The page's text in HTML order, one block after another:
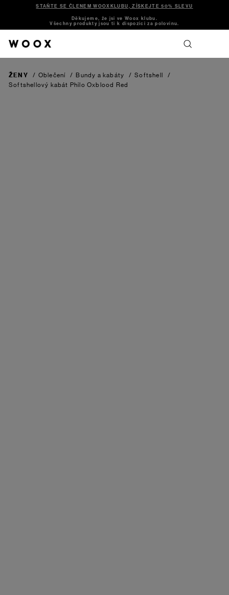
STAŇTE SE ČLENEM WOOXKLUBU, ZÍSKEJTE 50% SLEVU
Děkujeme, že jsi ve Woox klubu.
Všechny produkty jsou ti k dispozici za polovinu.
ŽENY / Oblečení / Bundy a kabáty / Softshell
/
Softshellový kabát Philo Oxblood Red